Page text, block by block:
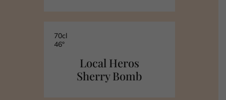
70cl
46°
Local Heros
Sherry Bomb